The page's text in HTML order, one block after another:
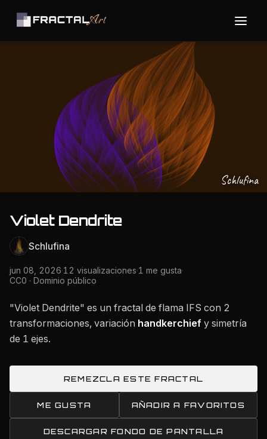
Schlufina
Violet Dendrite
Schlufina
jun 08, 2026·12 visualizaciones·1 me gusta·
CC0 · Dominio público
"Violet Dendrite" es un fractal de flama IFS con 2
transformaciones, variación handkerchief y simetría
de 1 ejes.
REMEZCLA ESTE FRACTAL
ME GUSTA AÑADIR A FAVORITOS
DESCARGAR FONDO DE PANTALLA